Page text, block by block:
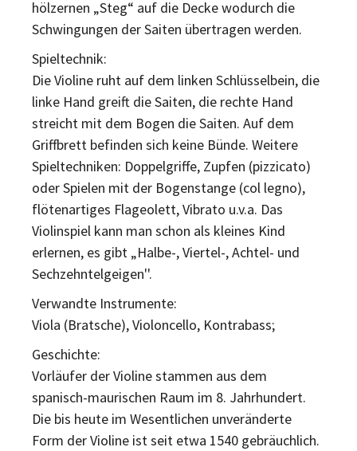
hölzernen „Steg“ auf die Decke wodurch die
Schwingungen der Saiten übertragen werden.
Spieltechnik:
Die Violine ruht auf dem linken Schlüsselbein, die
linke Hand greift die Saiten, die rechte Hand
streicht mit dem Bogen die Saiten. Auf dem
Griffbrett befinden sich keine Bünde. Weitere
Spieltechniken: Doppelgriffe, Zupfen (pizzicato)
oder Spielen mit der Bogenstange (col legno),
flötenartiges Flageolett, Vibrato u.v.a. Das
Violinspiel kann man schon als kleines Kind
erlernen, es gibt „Halbe-, Viertel-, Achtel- und
Sechzehntelgeigen''.
Verwandte Instrumente:
Viola (Bratsche), Violoncello, Kontrabass;
Geschichte:
Vorläufer der Violine stammen aus dem
spanisch-maurischen Raum im 8. Jahrhundert.
Die bis heute im Wesentlichen unveränderte
Form der Violine ist seit etwa 1540 gebräuchlich.